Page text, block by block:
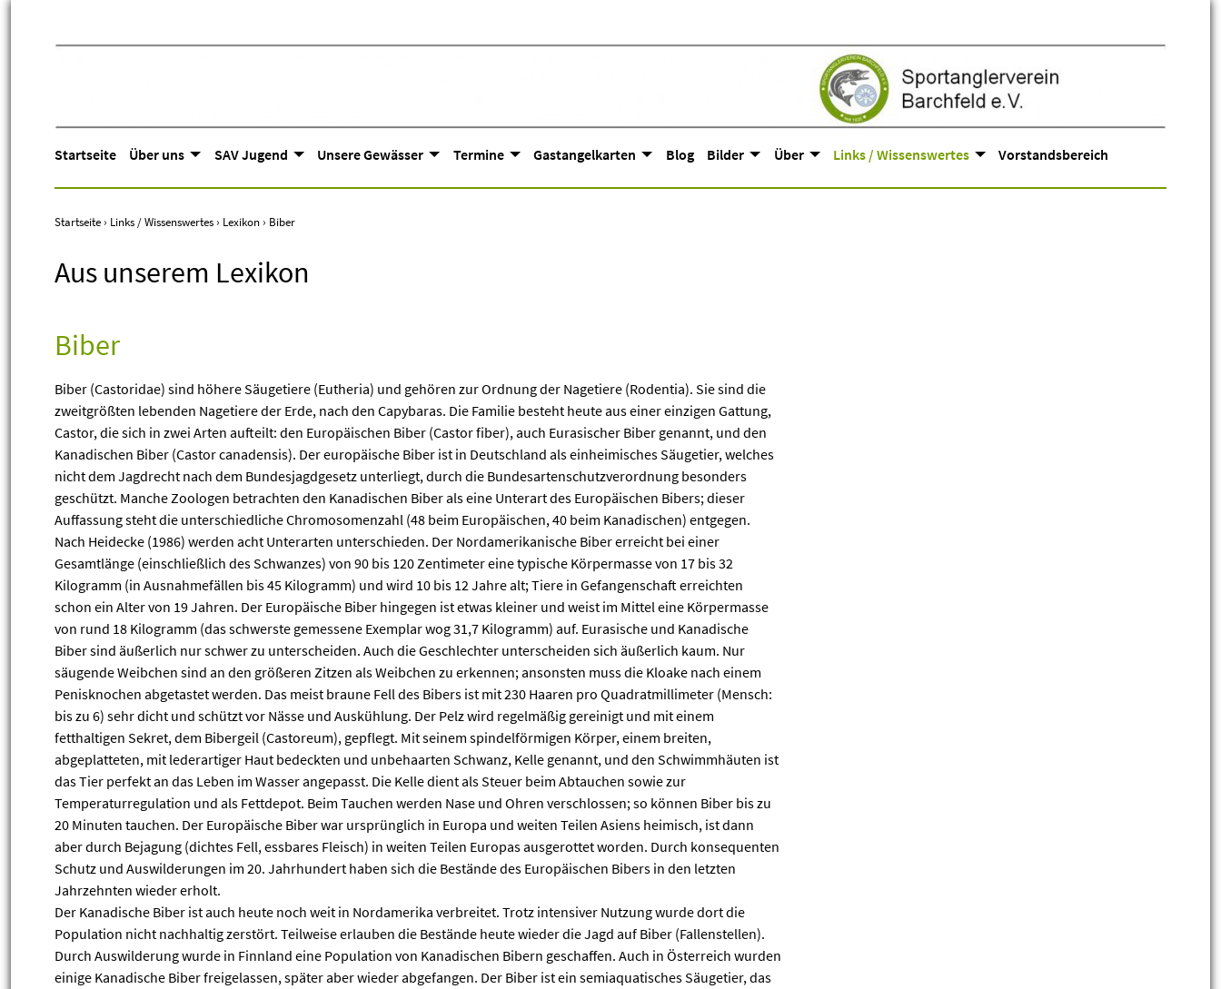
Startseite Über uns SAV Jugend Unsere Gewässer Termine Gastangelkarten Blog Bilder Über Links / Wissenswertes Vorstandsbereich
Startseite› Links / Wissenswertes› Lexikon› Biber
Aus unserem Lexikon
Biber
Biber (Castoridae) sind höhere Säugetiere (Eutheria) und gehören zur Ordnung der Nagetiere (Rodentia). Sie sind die
zweitgrößten lebenden Nagetiere der Erde, nach den Capybaras. Die Familie besteht heute aus einer einzigen Gattung,
Castor, die sich in zwei Arten aufteilt: den Europäischen Biber (Castor fiber), auch Eurasischer Biber genannt, und den
Kanadischen Biber (Castor canadensis). Der europäische Biber ist in Deutschland als einheimisches Säugetier, welches
nicht dem Jagdrecht nach dem Bundesjagdgesetz unterliegt, durch die Bundesartenschutzverordnung besonders
geschützt. Manche Zoologen betrachten den Kanadischen Biber als eine Unterart des Europäischen Bibers; dieser
Auffassung steht die unterschiedliche Chromosomenzahl (48 beim Europäischen, 40 beim Kanadischen) entgegen.
Nach Heidecke (1986) werden acht Unterarten unterschieden. Der Nordamerikanische Biber erreicht bei einer
Gesamtlänge (einschließlich des Schwanzes) von 90 bis 120 Zentimeter eine typische Körpermasse von 17 bis 32
Kilogramm (in Ausnahmefällen bis 45 Kilogramm) und wird 10 bis 12 Jahre alt; Tiere in Gefangenschaft erreichten
schon ein Alter von 19 Jahren. Der Europäische Biber hingegen ist etwas kleiner und weist im Mittel eine Körpermasse
von rund 18 Kilogramm (das schwerste gemessene Exemplar wog 31,7 Kilogramm) auf. Eurasische und Kanadische
Biber sind äußerlich nur schwer zu unterscheiden. Auch die Geschlechter unterscheiden sich äußerlich kaum. Nur
säugende Weibchen sind an den größeren Zitzen als Weibchen zu erkennen; ansonsten muss die Kloake nach einem
Penisknochen abgetastet werden. Das meist braune Fell des Bibers ist mit 230 Haaren pro Quadratmillimeter (Mensch:
bis zu 6) sehr dicht und schützt vor Nässe und Auskühlung. Der Pelz wird regelmäßig gereinigt und mit einem
fetthaltigen Sekret, dem Bibergeil (Castoreum), gepflegt. Mit seinem spindelförmigen Körper, einem breiten,
abgeplatteten, mit lederartiger Haut bedeckten und unbehaarten Schwanz, Kelle genannt, und den Schwimmhäuten ist
das Tier perfekt an das Leben im Wasser angepasst. Die Kelle dient als Steuer beim Abtauchen sowie zur
Temperaturregulation und als Fettdepot. Beim Tauchen werden Nase und Ohren verschlossen; so können Biber bis zu
20 Minuten tauchen. Der Europäische Biber war ursprünglich in Europa und weiten Teilen Asiens heimisch, ist dann
aber durch Bejagung (dichtes Fell, essbares Fleisch) in weiten Teilen Europas ausgerottet worden. Durch konsequenten
Schutz und Auswilderungen im 20. Jahrhundert haben sich die Bestände des Europäischen Bibers in den letzten
Jahrzehnten wieder erholt.
Der Kanadische Biber ist auch heute noch weit in Nordamerika verbreitet. Trotz intensiver Nutzung wurde dort die
Population nicht nachhaltig zerstört. Teilweise erlauben die Bestände heute wieder die Jagd auf Biber (Fallenstellen).
Durch Auswilderung wurde in Finnland eine Population von Kanadischen Bibern geschaffen. Auch in Österreich wurden
einige Kanadische Biber freigelassen, später aber wieder abgefangen. Der Biber ist ein semiaquatisches Säugetier, das